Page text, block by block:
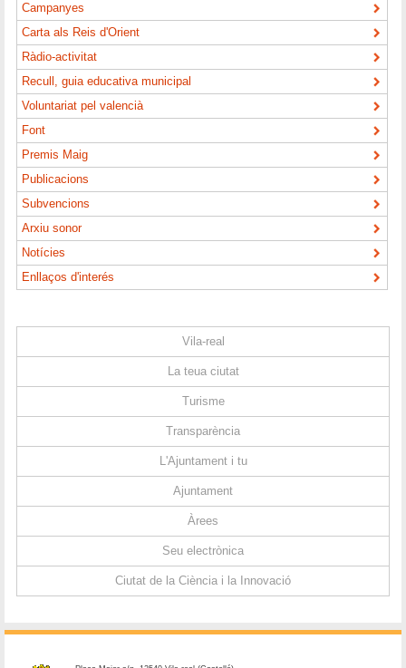
Campanyes
Carta als Reis d'Orient
Ràdio-activitat
Recull, guia educativa municipal
Voluntariat pel valencià
Font
Premis Maig
Publicacions
Subvencions
Arxiu sonor
Notícies
Enllaços d'interés
Vila-real
La teua ciutat
Turisme
Transparència
L'Ajuntament i tu
Ajuntament
Àrees
Seu electrònica
Ciutat de la Ciència i la Innovació